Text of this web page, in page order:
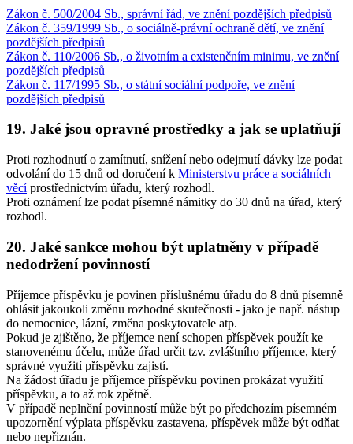
Zákon č. 500/2004 Sb., správní řád, ve znění pozdějších předpisů
Zákon č. 359/1999 Sb., o sociálně-právní ochraně dětí, ve znění
pozdějších předpisů
Zákon č. 110/2006 Sb., o životním a existenčním minimu, ve znění
pozdějších předpisů
Zákon č. 117/1995 Sb., o státní sociální podpoře, ve znění
pozdějších předpisů
19. Jaké jsou opravné prostředky a jak se uplatňují
Proti rozhodnutí o zamítnutí, snížení nebo odejmutí dávky lze podat
odvolání do 15 dnů od doručení k Ministerstvu práce a sociálních
věcíprostřednictvím úřadu, který rozhodl.
Proti oznámení lze podat písemné námitky do 30 dnů na úřad, který
rozhodl.
20. Jaké sankce mohou být uplatněny v případě
nedodržení povinností
Příjemce příspěvku je povinen příslušnému úřadu do 8 dnů písemně
ohlásit jakoukoli změnu rozhodné skutečnosti - jako je např. nástup
do nemocnice, lázní, změna poskytovatele atp.
Pokud je zjištěno, že příjemce není schopen příspěvek použít ke
stanovenému účelu, může úřad určit tzv. zvláštního příjemce, který
správné využití příspěvku zajistí.
Na žádost úřadu je příjemce příspěvku povinen prokázat využití
příspěvku, a to až rok zpětně.
V případě neplnění povinností může být po předchozím písemném
upozornění výplata příspěvku zastavena, příspěvek může být odňat
nebo nepřiznán.